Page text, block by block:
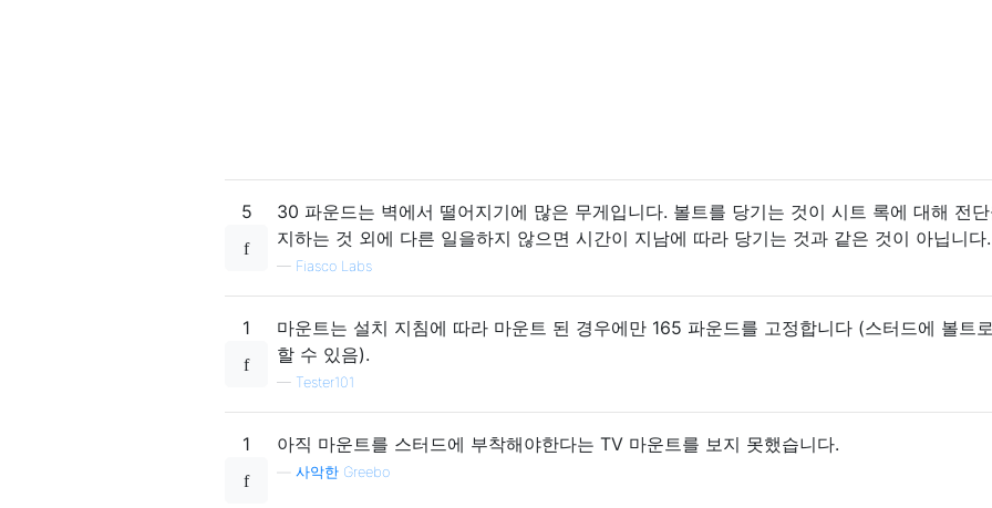
5
30 파운드는 벽에서 떨어지기에 많은 무게입니다. 볼트를 당기는 것이 시트 록에 대해 전
지하는 것 외에 다른 일을하지 않으면 시간이 지남에 따라 당기는 것과 같은 것이 아닙니다.
— Fiasco Labs
1
마운트는 설치 지침에 따라 마운트 된 경우에만 165 파운드를 고정합니다 (스터드에 볼트
할 수 있음).
— Tester101
1 아직 마운트를 스터드에 부착해야한다는 TV 마운트를 보지 못했습니다.
사악한 Greebo